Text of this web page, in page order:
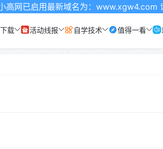
最新域名为：www.xgw4.com 记得收藏哦
载 活动线报 自学技术 值得一看